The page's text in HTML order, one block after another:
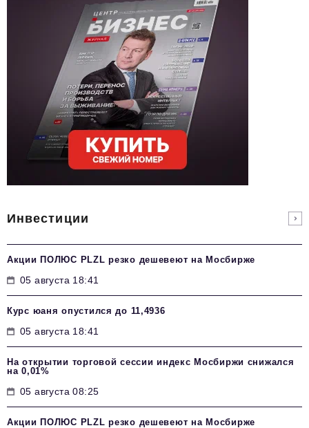
Инвестиции
Акции ПОЛЮС PLZL резко дешевеют на Мосбирже
05 августа 18:41
Курс юаня опустился до 11,4936
05 августа 18:41
На открытии торговой сессии индекс Мосбиржи снижался
на 0,01%
05 августа 08:25
Акции ПОЛЮС PLZL резко дешевеют на Мосбирже